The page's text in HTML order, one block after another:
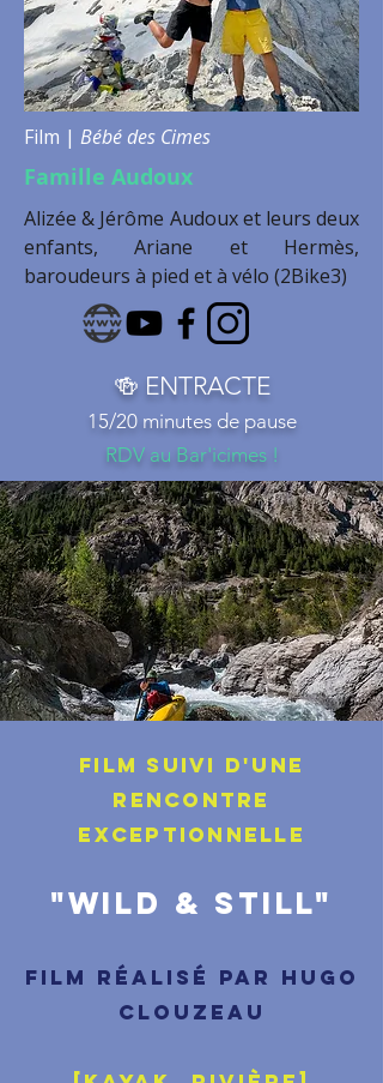
Film | Bébé des Cimes
Famille Audoux
Alizée & Jérôme Audoux et leurs deux
enfants, Ariane et Hermès,
baroudeurs à pied et à vélo (2Bike3)
🍻 ENTRACTE
15/20 minutes de pause
RDV au Bar'icimes !
FILM SUIVI d'une
RENCONTRE
exceptionnelle
"WILD & STILL"
Film réalisé par Hugo
clouzeau